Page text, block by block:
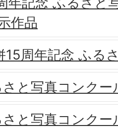
作品
15周年記念 ふる
と写真コンクー
と写真コンクー